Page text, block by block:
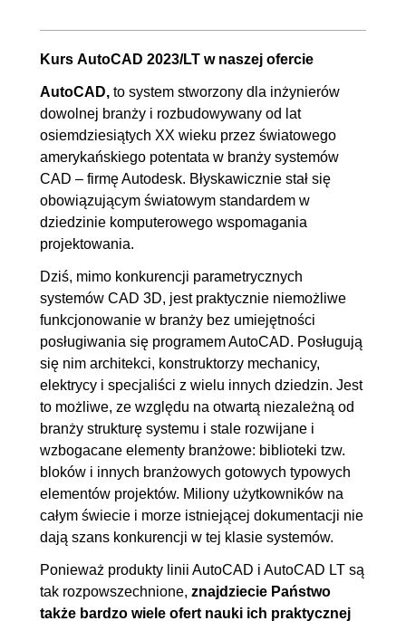
AutoCAD (Interfejs)
5. Wprowadzanie współrzędnych 2D 00:34:41
5.1. Współrzędne kartezjańskie
00:09:50
5.2. Śledzenie biegunowe i
bezpośrednie wprowadzanie
odległości
00:09:07
5.3. Współrzędne biegunowe
5.4. Wprowadzać czy nie
wprowadzać (dynamicznie) -
oto jest pytanie!
6. Tworzenie obiektów
podstawowych
00:22:01
6.1. Odcinek (łamana)
00:03:52
6.2. Okrąg
OGLĄDAJ »
00:09:22
6.3. Łuk
00:08:47
7. Tworzenie obiektów złożonych 00:50:02
7.1. Polilinia 00:05:19
Kurs AutoCAD 2023/LT w naszej ofercie
AutoCAD, to system stworzony dla inżynierów
dowolnej branży i rozbudowywany od lat
osiemdziesiątych XX wieku przez światowego
amerykańskiego potentata w branży systemów
CAD – firmę Autodesk. Błyskawicznie stał się
obowiązującym światowym standardem w
dziedzinie komputerowego wspomagania
projektowania.
Dziś, mimo konkurencji parametrycznych
systemów CAD 3D, jest praktycznie niemożliwe
funkcjonowanie w branży bez umiejętności
posługiwania się programem AutoCAD. Posługują
się nim architekci, konstruktorzy mechanicy,
elektrycy i specjaliści z wielu innych dziedzin. Jest
to możliwe, ze względu na otwartą niezależną od
branży strukturę systemu i stale rozwijane i
wzbogacane elementy branżowe: biblioteki tzw.
bloków i innych branżowych gotowych typowych
elementów projektów. Miliony użytkowników na
całym świecie i morze istniejącej dokumentacji nie
dają szans konkurencji w tej klasie systemów.
Ponieważ produkty linii AutoCAD i AutoCAD LT są
tak rozpowszechnione, znajdziecie Państwo
także bardzo wiele ofert nauki ich praktycznej